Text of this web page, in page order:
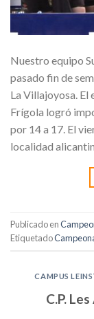
Nuestro equipo
pasado fin de
La Villajoyosa.
Frígola logró
por 14 a 17. El
localidad
Publicado en
Etiquetado
CAMPUS
C.P.